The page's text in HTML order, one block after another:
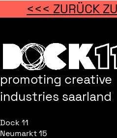
<<< ZURÜCK
promoting creative
industries saarland
Dock 11
Neumarkt 15